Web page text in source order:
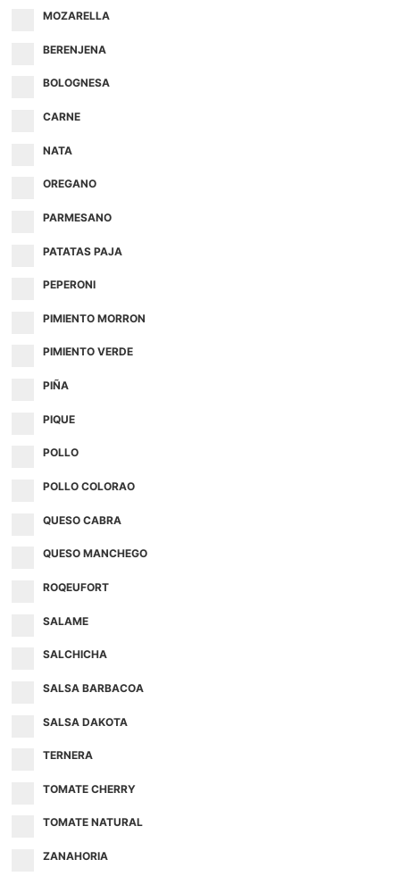
MOZARELLA
BERENJENA
BOLOGNESA
CARNE
NATA
OREGANO
PARMESANO
PATATAS PAJA
PEPERONI
PIMIENTO MORRON
PIMIENTO VERDE
PIÑA
PIQUE
POLLO
POLLO COLORAO
QUESO CABRA
QUESO MANCHEGO
ROQEUFORT
SALAME
SALCHICHA
SALSA BARBACOA
SALSA DAKOTA
TERNERA
TOMATE CHERRY
TOMATE NATURAL
ZANAHORIA